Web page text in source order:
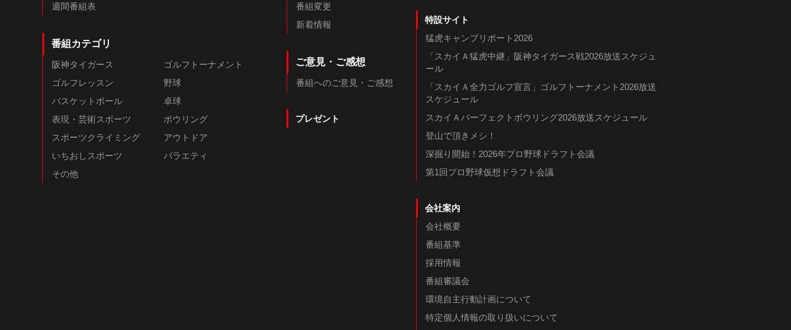
週間番組表
番組カテゴリ
阪神タイガース
ゴルフトーナメント
ゴルフレッスン
野球
バスケットボール
卓球
表現・芸術スポーツ
ボウリング
スポーツクライミング
アウトドア
いちおしスポーツ
バラエティ
その他
番組変更
新着情報
ご意見・ご感想
番組へのご意見・ご感想
プレゼント
特設サイト
猛虎キャンプリポート2026
「スカイＡ猛虎中継」阪神タイガース戦2026放送スケジュ
ール
「スカイＡ全力ゴルフ宣言」ゴルフトーナメント2026放送
スケジュール
スカイＡパーフェクトボウリング2026放送スケジュール
登山で頂きメシ！
深掘り開始！2026年プロ野球ドラフト会議
第1回プロ野球仮想ドラフト会議
会社案内
会社概要
番組基準
採用情報
番組審議会
環境自主行動計画について
特定個人情報の取り扱いについて